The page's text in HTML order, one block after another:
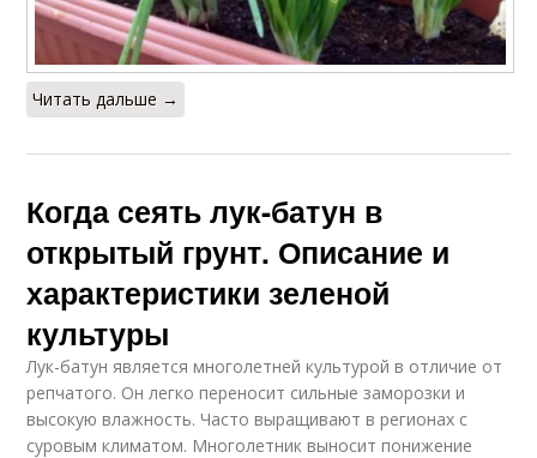
Читать дальше →
Когда сеять лук-батун в
открытый грунт. Описание и
характеристики зеленой
культуры
Лук-батун является многолетней культурой в отличие от
репчатого. Он легко переносит сильные заморозки и
высокую влажность. Часто выращивают в регионах с
суровым климатом. Многолетник выносит понижение